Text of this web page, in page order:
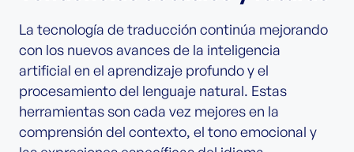
La tecnología de traducción continúa mejorando
con los nuevos avances de la inteligencia
artificial en el aprendizaje profundo y el
procesamiento del lenguaje natural. Estas
herramientas son cada vez mejores en la
comprensión del contexto, el tono emocional y